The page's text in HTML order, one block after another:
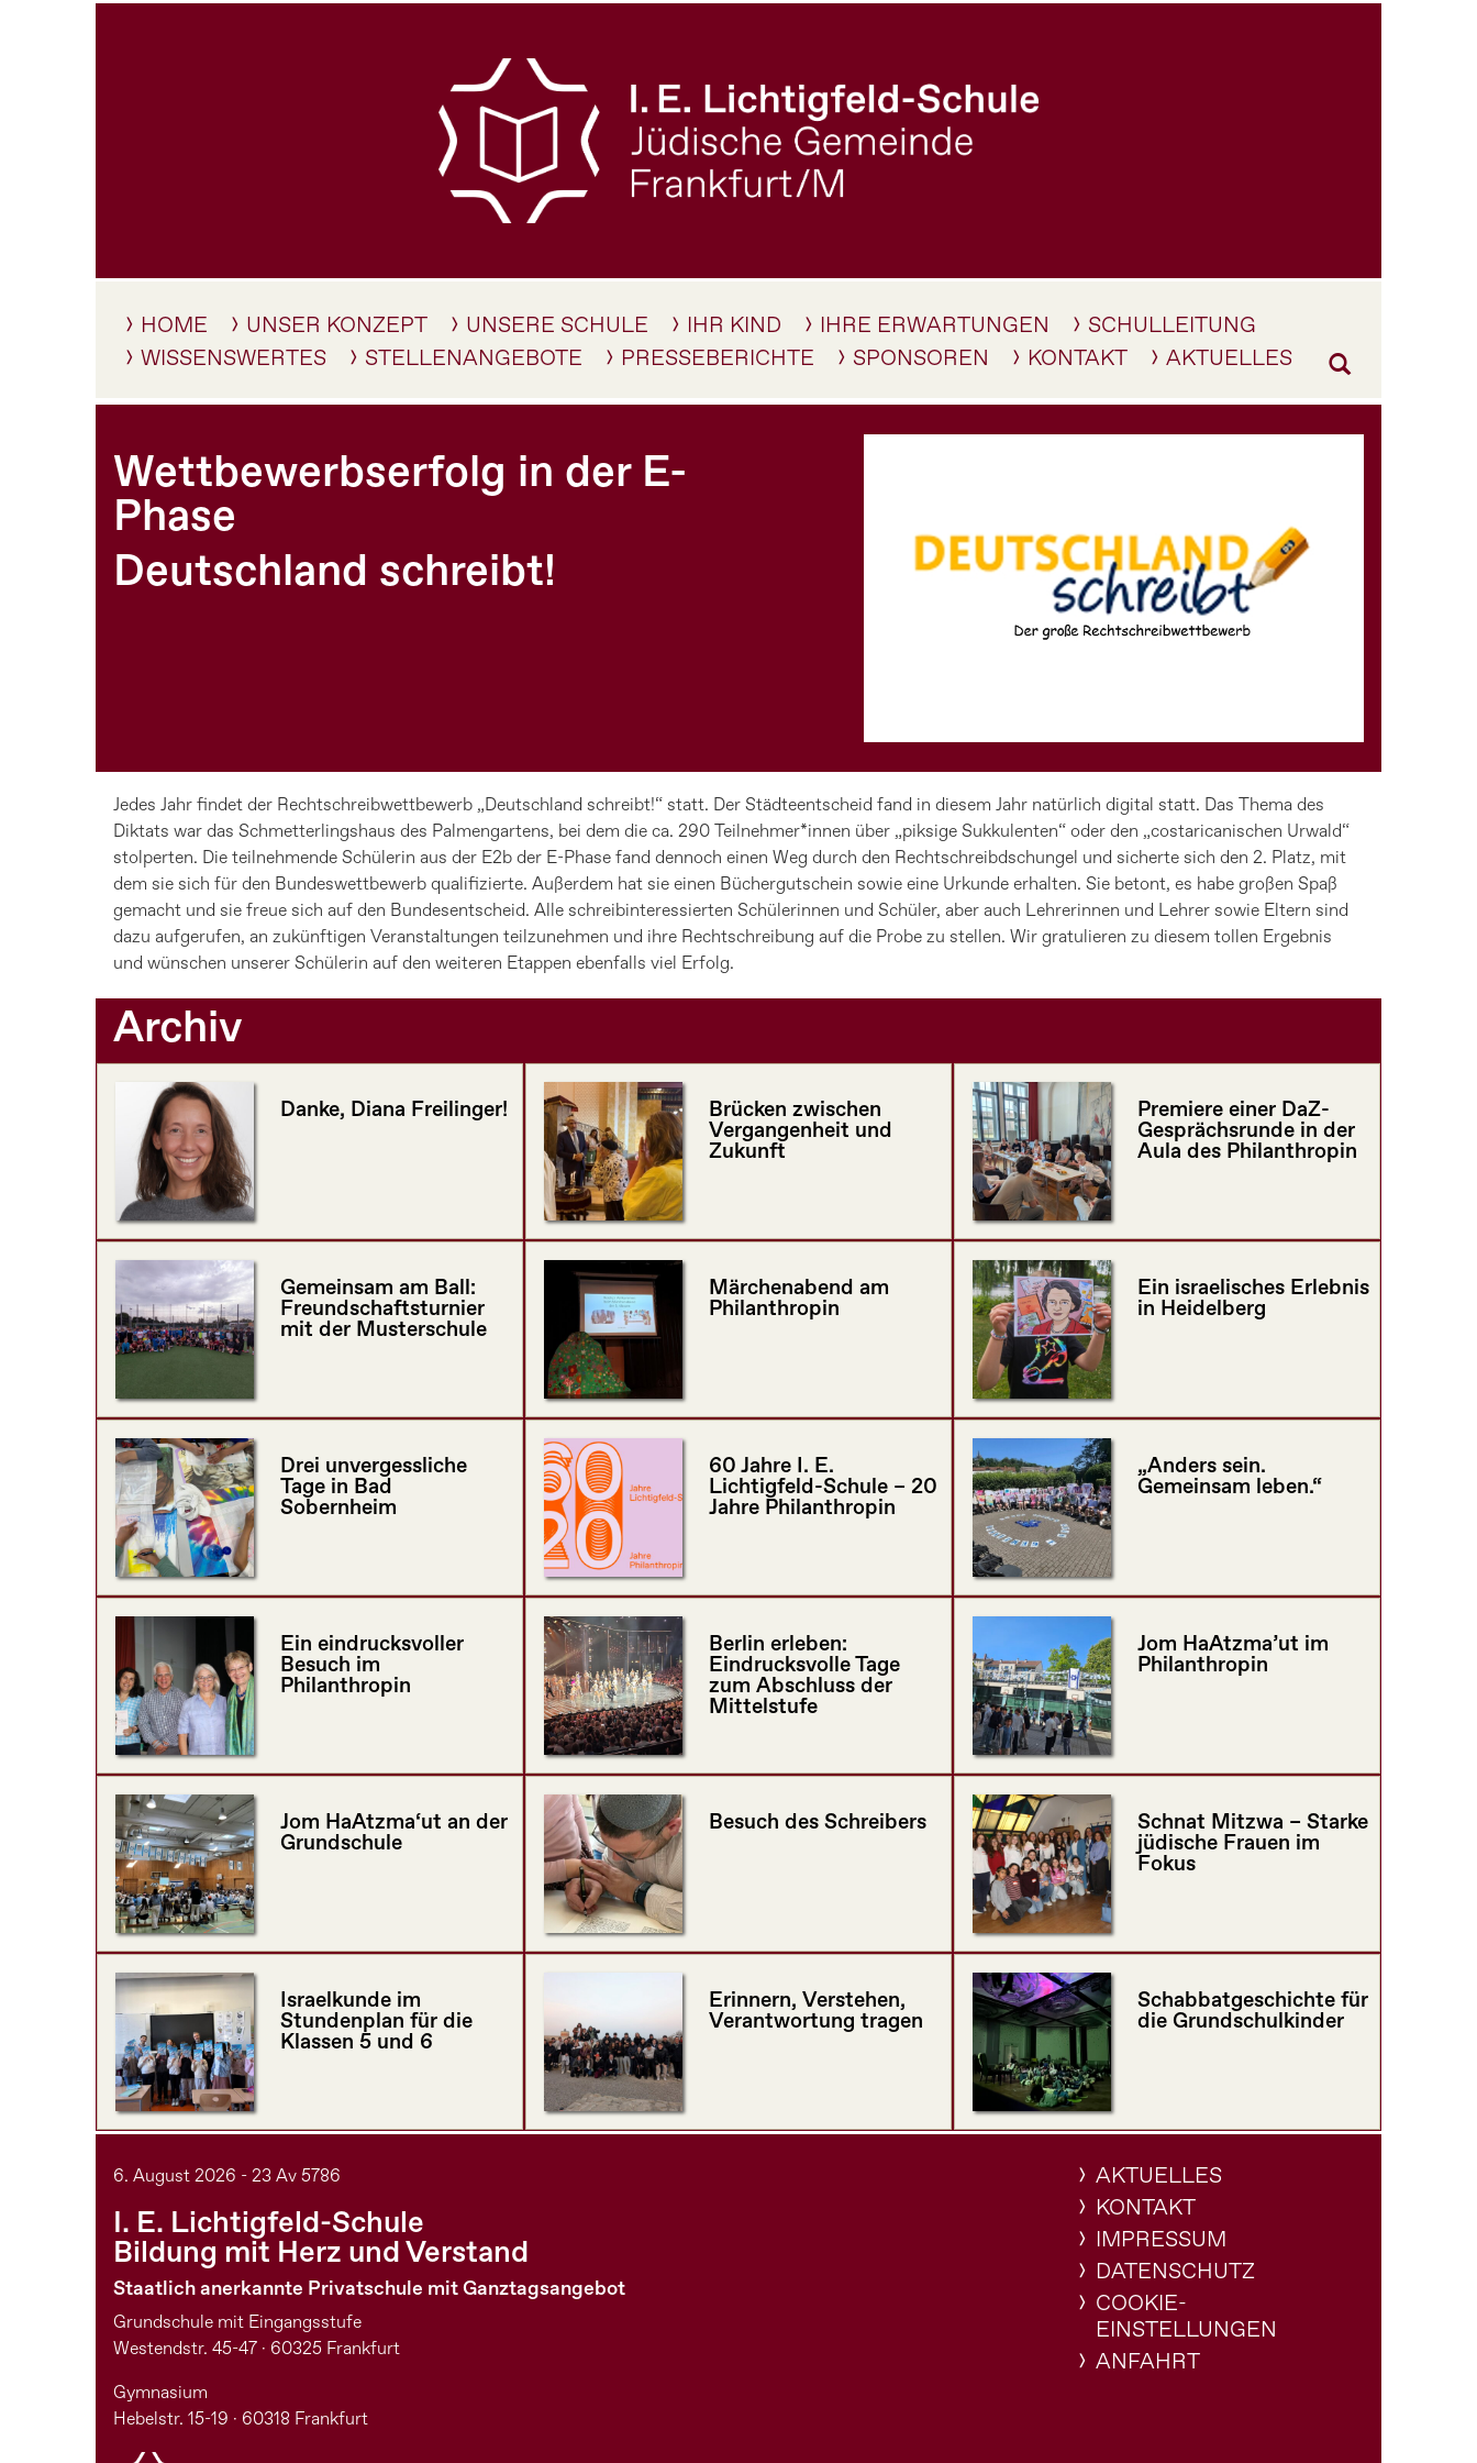
HOME UNSER KONZEPT UNSERE SCHULE IHR KIND IHRE ERWARTUNGEN
SCHULLEITUNG
WISSENSWERTES
STELLENANGEBOTE PRESSEBERICHTE SPONSOREN KONTAKT AKTUELLES
Wettbewerbserfolg in der E-
Phase
Deutschland schreibt!
Jedes Jahr findet der Rechtschreibwettbewerb „Deutschland schreibt!“ statt. Der Städteentscheid fand in diesem Jahr natürlich digital statt. Das Thema des
Diktats war das Schmetterlingshaus des Palmengartens, bei dem die ca. 290 Teilnehmer*innen über „piksige Sukkulenten“ oder den „costaricanischen Urwald“
stolperten. Die teilnehmende Schülerin aus der E2b der E-Phase fand dennoch einen Weg durch den Rechtschreibdschungel und sicherte sich den 2. Platz, mit
dem sie sich für den Bundeswettbewerb qualifizierte. Außerdem hat sie einen Büchergutschein sowie eine Urkunde erhalten. Sie betont, es habe großen Spaß
gemacht und sie freue sich auf den Bundesentscheid. Alle schreibinteressierten Schülerinnen und Schüler, aber auch Lehrerinnen und Lehrer sowie Eltern sind
dazu aufgerufen, an zukünftigen Veranstaltungen teilzunehmen und ihre Rechtschreibung auf die Probe zu stellen. Wir gratulieren zu diesem tollen Ergebnis
und wünschen unserer Schülerin auf den weiteren Etappen ebenfalls viel Erfolg.
Archiv
Danke, Diana Freilinger! Brücken zwischen
Vergangenheit und
Zukunft
Premiere einer DaZ-
Gesprächsrunde in der
Aula des Philanthropin
Gemeinsam am Ball:
Freundschaftsturnier
mit der Musterschule
Märchenabend am
Philanthropin
Ein israelisches Erlebnis
in Heidelberg
Drei unvergessliche
Tage in Bad
Sobernheim
60 Jahre I. E.
Lichtigfeld-Schule – 20
Jahre Philanthropin
„Anders sein.
Gemeinsam leben.“
Ein eindrucksvoller
Besuch im
Philanthropin
Berlin erleben:
Eindrucksvolle Tage
zum Abschluss der
Mittelstufe
Jom HaAtzma’ut im
Philanthropin
Jom HaAtzma‘ut an der
Grundschule
Besuch des Schreibers Schnat Mitzwa – Starke
jüdische Frauen im
Fokus
Israelkunde im
Stundenplan für die
Klassen 5 und 6
Erinnern, Verstehen,
Verantwortung tragen
Schabbatgeschichte für
die Grundschulkinder
6. August 2026 - 23 Av 5786
I. E. Lichtigfeld-Schule
Bildung mit Herz und Verstand
Staatlich anerkannte Privatschule mit Ganztagsangebot
Grundschule mit Eingangsstufe
Westendstr. 45-47 · 60325 Frankfurt
Gymnasium
Hebelstr. 15-19 · 60318 Frankfurt
AKTUELLES
KONTAKT
IMPRESSUM
DATENSCHUTZ
COOKIE-
EINSTELLUNGEN
ANFAHRT